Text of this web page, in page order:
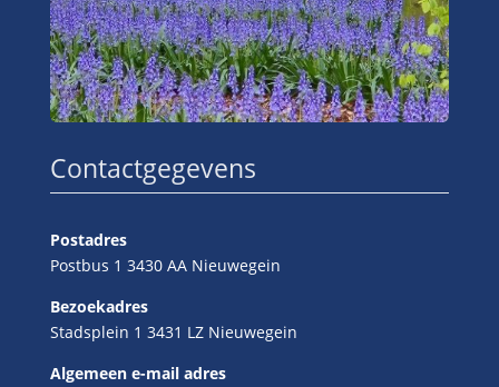
Contactgegevens
Postadres
Postbus 1 3430 AA Nieuwegein
Bezoekadres
Stadsplein 1 3431 LZ Nieuwegein
Algemeen e-mail adres